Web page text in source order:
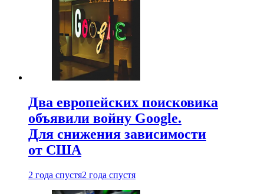
Два европейских поисковика
объявили войну Google.
Для снижения зависимости
от США
2 года спустя2 года спустя